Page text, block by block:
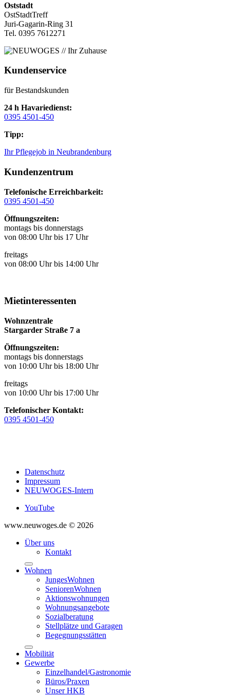
Oststadt
OstStadtTreff
Juri-Gagarin-Ring 31
Tel. 0395 7612271
Kundenservice
für Bestandskunden
24 h Havariedienst:
0395 4501-450
Tipp:
Ihr Pflegejob in Neubrandenburg
Kundenzentrum
Telefonische Erreichbarkeit:
0395 4501-450
Öffnungszeiten:
montags bis donnerstags
von 08:00 Uhr bis 17 Uhr
freitags
von 08:00 Uhr bis 14:00 Uhr
Mietinteressenten
Wohnzentrale
Stargarder Straße 7 a
Öffnungszeiten:
montags bis donnerstags
von 10:00 Uhr bis 18:00 Uhr
freitags
von 10:00 Uhr bis 17:00 Uhr
Telefonischer Kontakt:
0395 4501-450
Datenschutz
Impressum
NEUWOGES-Intern
YouTube
www.neuwoges.de © 2026
Über uns
Kontakt
Wohnen
JungesWohnen
SeniorenWohnen
Aktionswohnungen
Wohnungsangebote
Sozialberatung
Stellplätze und Garagen
Begegnungsstätten
Mobilität
Gewerbe
Einzelhandel/Gastronomie
Büros/Praxen
Unser HKB